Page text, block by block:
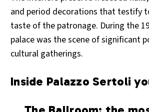
and period decorations that testify
taste of the patronage. During the
palace was the scene of significant
cultural gatherings.
Inside Palazzo Sertoli